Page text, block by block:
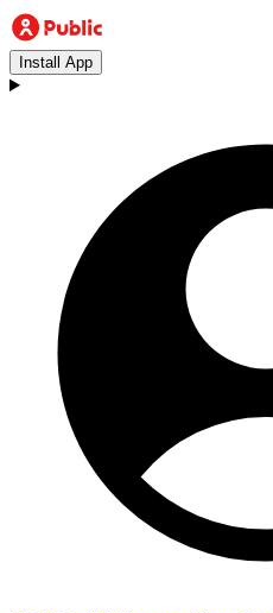
Install App